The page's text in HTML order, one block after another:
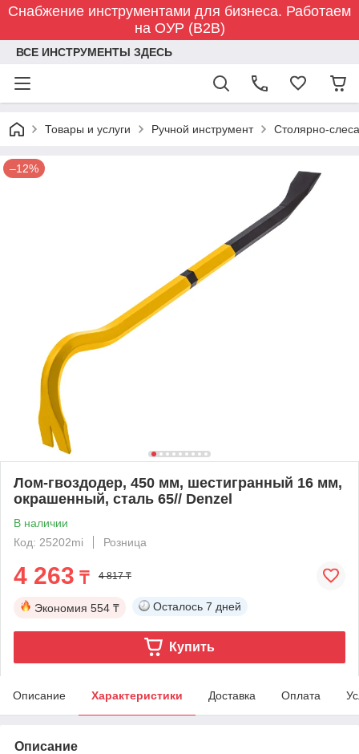
Снабжение инструментами для бизнеса. Работаем
на ОУР (B2B)
ВСЕ ИНСТРУМЕНТЫ ЗДЕСЬ
Товары и услуги Ручной инструмент Столярно-
–12%
Лом-гвоздодер, 450 мм, шестигранный 16 мм,
окрашенный, сталь 65// Denzel
В наличии
Код: 25202mi
Розница
4 263 ₸ 4 817 ₸
Экономия 554 ₸ Осталось 7 дней
Купить
Описание Характеристики Доставка Оплата
Описание